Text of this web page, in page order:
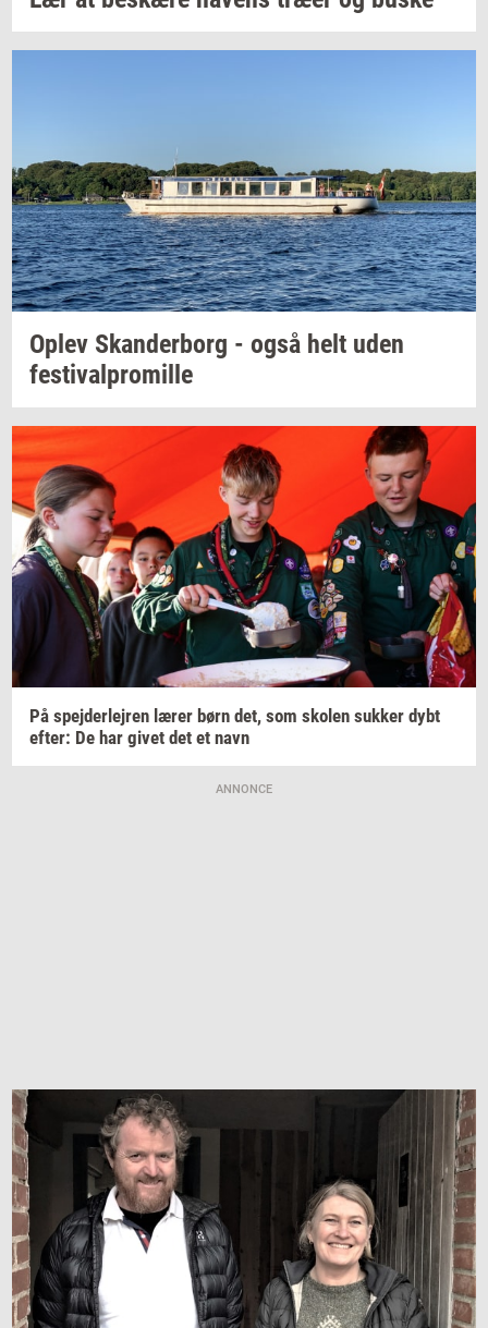
Oplev Skan­der­borg - også helt uden
festi­val­pro­mil­le
På spej­der­lej­ren lærer børn det, som sko­len suk­ker dybt
efter: De har givet det et navn
ANNONCE